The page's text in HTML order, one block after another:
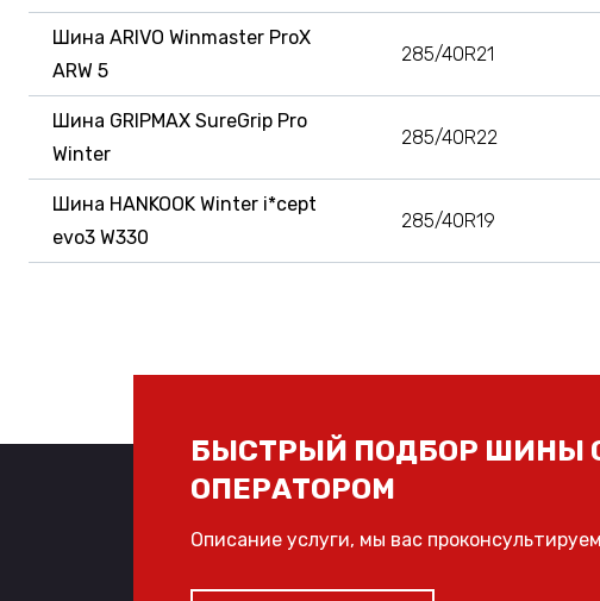
Шина ARIVO Winmaster ProX
ARW 5
285/40R21
Шина GRIPMAX SureGrip Pro
Winter
285/40R22
Шина HANKOOK Winter i*cept
evo3 W330
285/40R19
БЫСТРЫЙ ПОДБОР ШИНЫ
ОПЕРАТОРОМ
Описание услуги, мы вас проконсультируем